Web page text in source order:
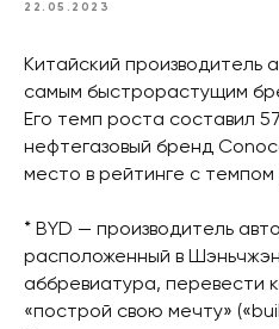
22.05.2023
Китайский производитель
самым быстрорастущим
Его темп роста составил
нефтегазовый бренд
место в рейтинге с темпом
* BYD — производитель
расположенный в
аббревиатура, перевести
«построй свою мечту»